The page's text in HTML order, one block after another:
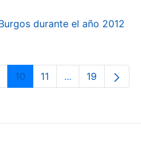
durante el año 2012
intermedias Use TAB para
Página
10 Página
11 ...PáginasPágina
19